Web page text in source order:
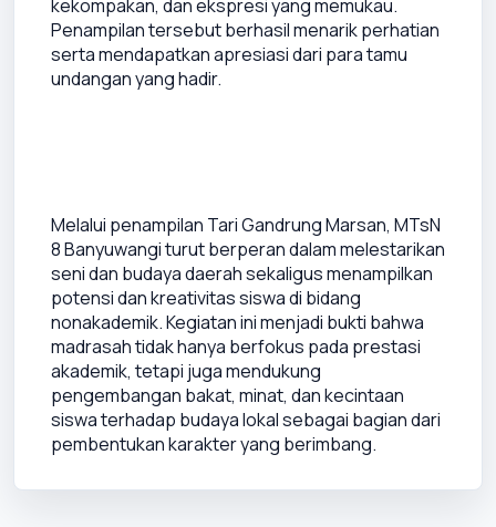
kekompakan, dan ekspresi yang memukau.
Penampilan tersebut berhasil menarik perhatian
serta mendapatkan apresiasi dari para tamu
undangan yang hadir.
Melalui penampilan Tari Gandrung Marsan, MTsN
8 Banyuwangi turut berperan dalam melestarikan
seni dan budaya daerah sekaligus menampilkan
potensi dan kreativitas siswa di bidang
nonakademik. Kegiatan ini menjadi bukti bahwa
madrasah tidak hanya berfokus pada prestasi
akademik, tetapi juga mendukung
pengembangan bakat, minat, dan kecintaan
siswa terhadap budaya lokal sebagai bagian dari
pembentukan karakter yang berimbang.